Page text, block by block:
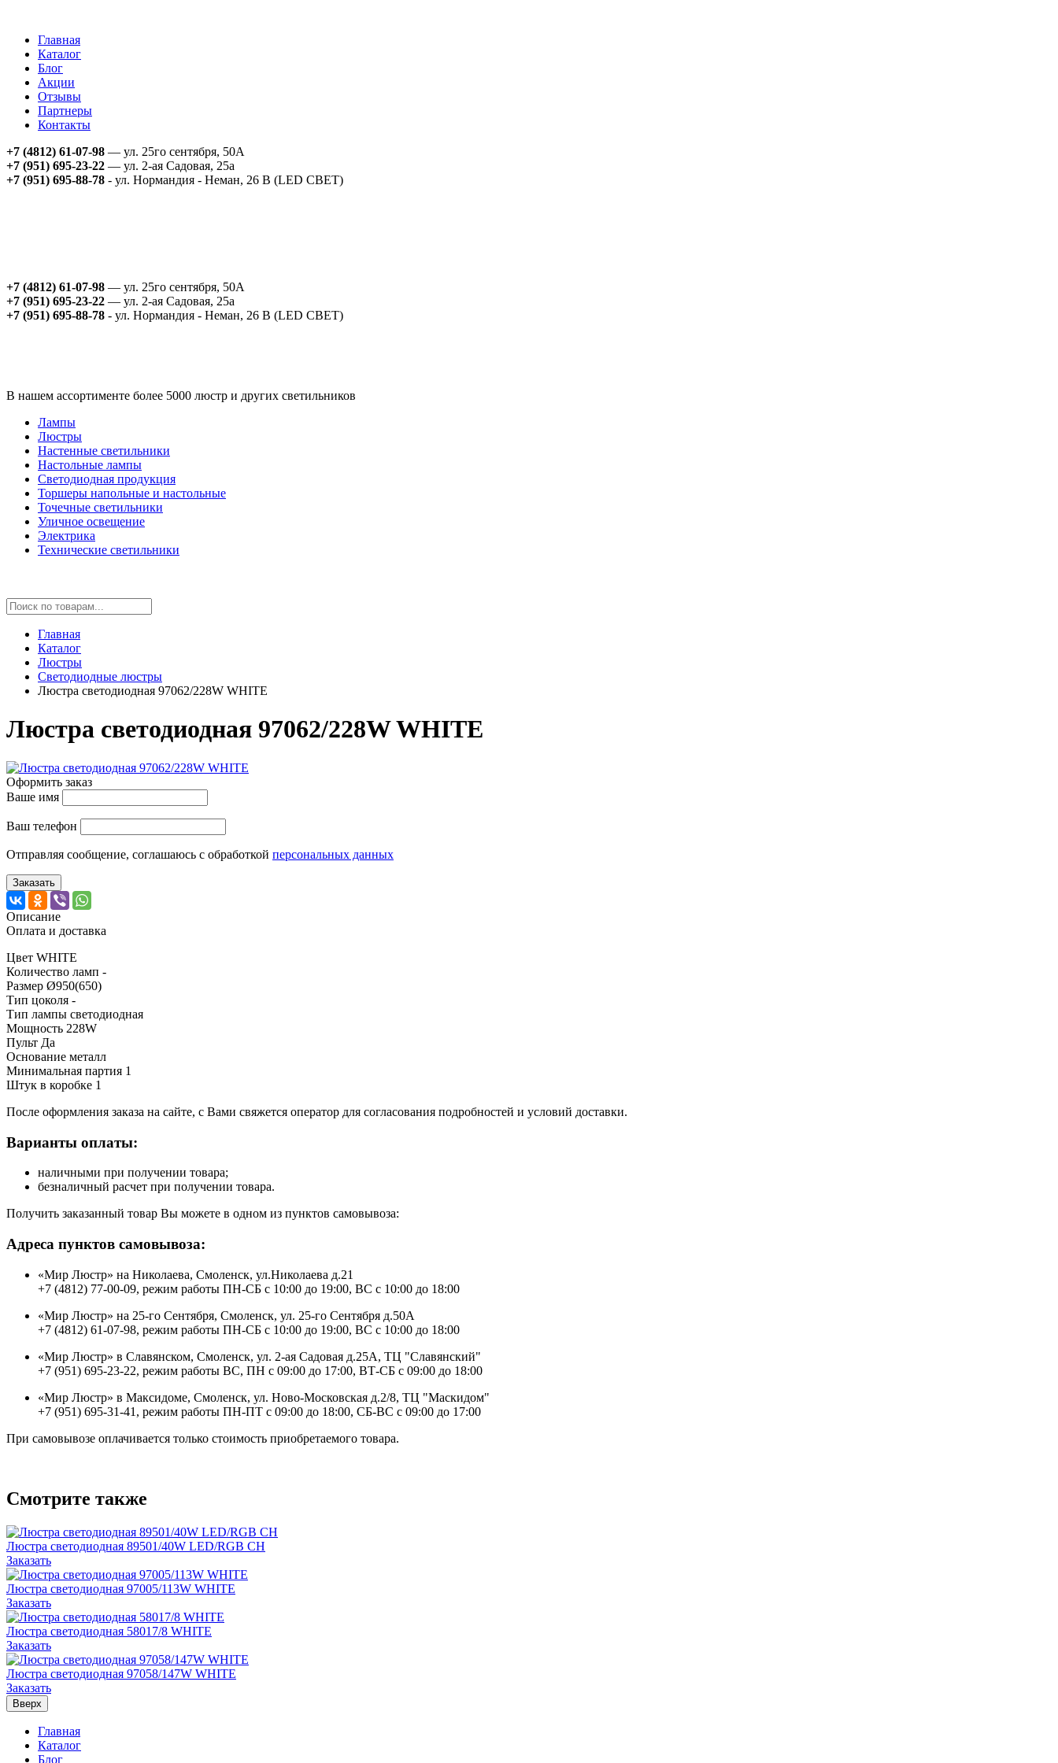
Главная
Каталог
Блог
Акции
Отзывы
Партнеры
Контакты
+7 (4812) 61-07-98 — ул. 25го сентября, 50А
+7 (951) 695-23-22 — ул. 2-ая Садовая, 25а
+7 (951) 695-88-78 - ул. Нормандия - Неман, 26 В (LED СВЕТ)
+7 (4812) 61-07-98 — ул. 25го сентября, 50А
+7 (951) 695-23-22 — ул. 2-ая Садовая, 25а
+7 (951) 695-88-78 - ул. Нормандия - Неман, 26 В (LED СВЕТ)
В нашем ассортименте более 5000 люстр и других светильников
Лампы
Люстры
Настенные светильники
Настольные лампы
Светодиодная продукция
Торшеры напольные и настольные
Точечные светильники
Уличное освещение
Электрика
Технические светильники
Главная
Каталог
Люстры
Светодиодные люстры
Люстра светодиодная 97062/228W WHITE
Люстра светодиодная 97062/228W WHITE
Оформить заказ
Ваше имя
Ваш телефон
Отправляя сообщение, соглашаюсь с обработкой персональных данных
Заказать
Описание
Оплата и доставка
Цвет WHITE
Количество ламп -
Размер Ø950(650)
Тип цоколя -
Тип лампы светодиодная
Мощность 228W
Пульт Да
Основание металл
Минимальная партия 1
Штук в коробке 1
После оформления заказа на сайте, с Вами свяжется оператор для согласования подробностей и условий доставки.
Варианты оплаты:
наличными при получении товара;
безналичный расчет при получении товара.
Получить заказанный товар Вы можете в одном из пунктов самовывоза:
Адреса пунктов самовывоза:
«Мир Люстр» на Николаева, Смоленск, ул.Николаева д.21
+7 (4812) 77-00-09, режим работы ПН-СБ с 10:00 до 19:00, ВС с 10:00 до 18:00
«Мир Люстр» на 25-го Сентября, Смоленск, ул. 25-го Сентября д.50А
+7 (4812) 61-07-98, режим работы ПН-СБ с 10:00 до 19:00, ВС с 10:00 до 18:00
«Мир Люстр» в Славянском, Смоленск, ул. 2-ая Садовая д.25А, ТЦ "Славянский"
+7 (951) 695-23-22, режим работы ВС, ПН с 09:00 до 17:00, ВТ-СБ с 09:00 до 18:00
«Мир Люстр» в Максидоме, Смоленск, ул. Ново-Московская д.2/8, ТЦ "Маскидом"
+7 (951) 695-31-41, режим работы ПН-ПТ с 09:00 до 18:00, СБ-ВС с 09:00 до 17:00
При самовывозе оплачивается только стоимость приобретаемого товара.
Смотрите также
Люстра светодиодная 89501/40W LED/RGB CH
Заказать
Люстра светодиодная 97005/113W WHITE
Заказать
Люстра светодиодная 58017/8 WHITE
Заказать
Люстра светодиодная 97058/147W WHITE
Заказать
Вверх
Главная
Каталог
Блог